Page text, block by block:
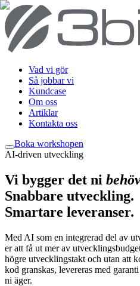
Vad vi gör
Så jobbar vi
Kundcase
Om oss
Artiklar
Kontakta oss
Boka workshopen
AI-driven utveckling
Vi bygger det ni
Snabbare utveckling.
Smartare leveranser.
Med AI som en integrerad del av
er att få ut mer av
högre utvecklingstakt och utan att
kod granskas, levereras med
ni äger.